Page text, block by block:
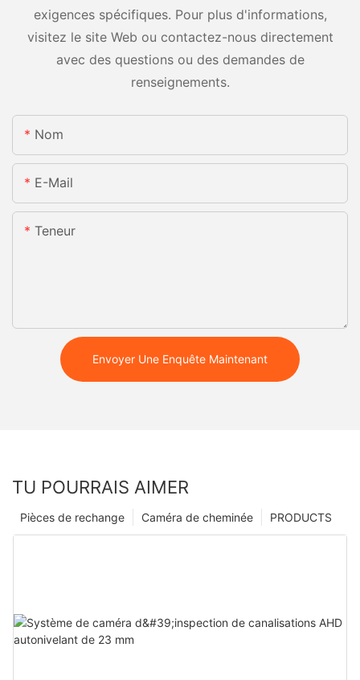
exigences spécifiques. Pour plus d'informations,
visitez le site Web ou contactez-nous directement
avec des questions ou des demandes de
renseignements.
Nom
E-Mail
Teneur
Envoyer Une Enquête Maintenant
TU POURRAIS AIMER
PRODUCTS
Caméra de cheminée
Pièces de rechange